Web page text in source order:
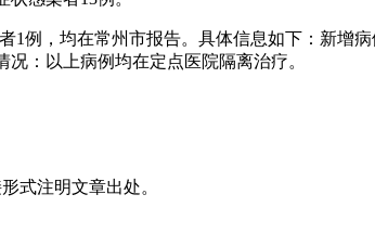
1例，均在常州市报告。具体信息如下：新增
：以上病例均在定点医院隔离治疗。
式注明文章出处。